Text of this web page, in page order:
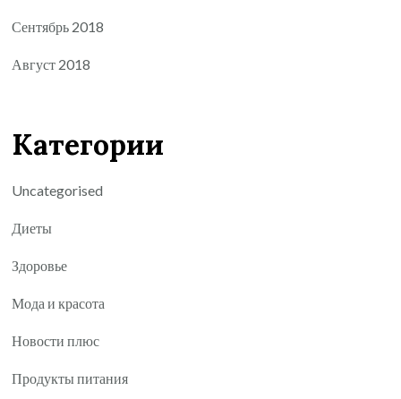
Сентябрь 2018
Август 2018
Категории
Uncategorised
Диеты
Здоровье
Мода и красота
Новости плюс
Продукты питания